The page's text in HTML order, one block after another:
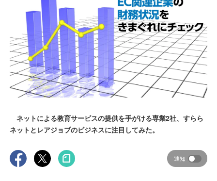
ネットによる教育サービスの提供を手がける専業2社、すらら
ネットとレアジョブのビジネスに注目してみた。
通知